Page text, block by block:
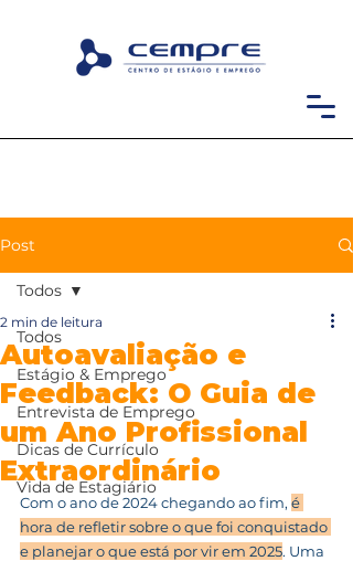
Post
Todos
Estágio & Emprego
Entrevista de Emprego
Dicas de Currículo
Vida de Estagiário
Todos
Autoavaliação e
Feedback: O Guia de
um Ano Profissional
Extraordinário
2 min de leitura
Com o ano de 2024 chegando ao fim, é
hora de refletir sobre o que foi conquistado
e planejar o que está por vir em 2025. Uma